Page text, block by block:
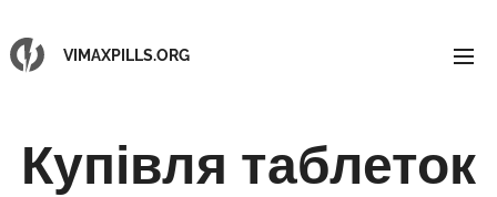
VIMAXPILLS.ORG
Купівля таблеток